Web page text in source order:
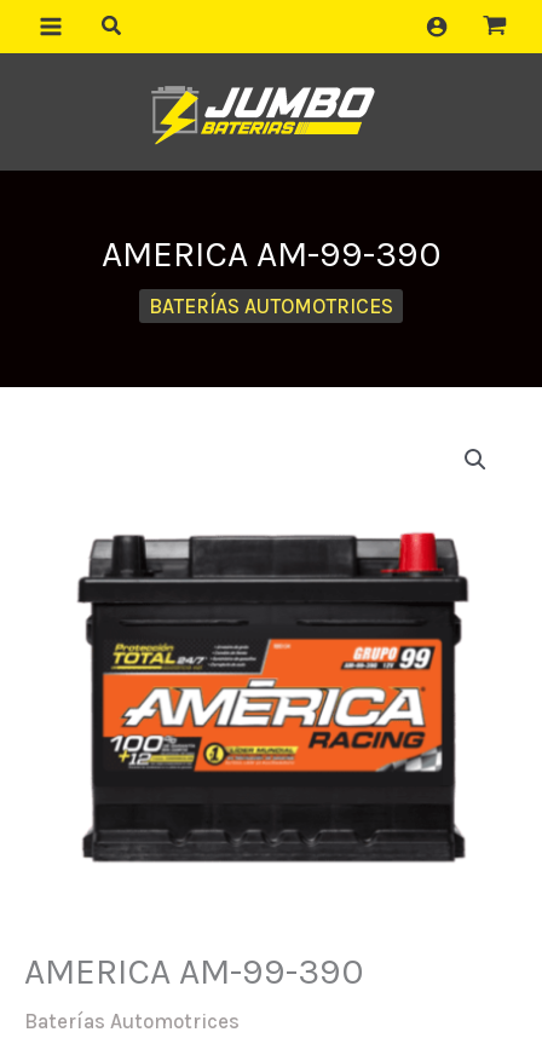
al
AMERICA AM-99-390
BATERÍAS AUTOMOTRICES
AMERICA AM-99-390
Baterías Automotrices